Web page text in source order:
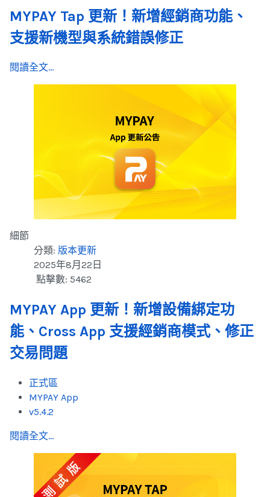
MYPAY Tap 更新！新增經銷商功能、
支援新機型與系統錯誤修正
閱讀全文...
細節
分類: 版本更新
2025年8月22日
點擊數: 5462
MYPAY App 更新！新增設備綁定功
能、Cross App 支援經銷商模式、修正
交易問題
正式區
MYPAY App
v5.4.2
閱讀全文...